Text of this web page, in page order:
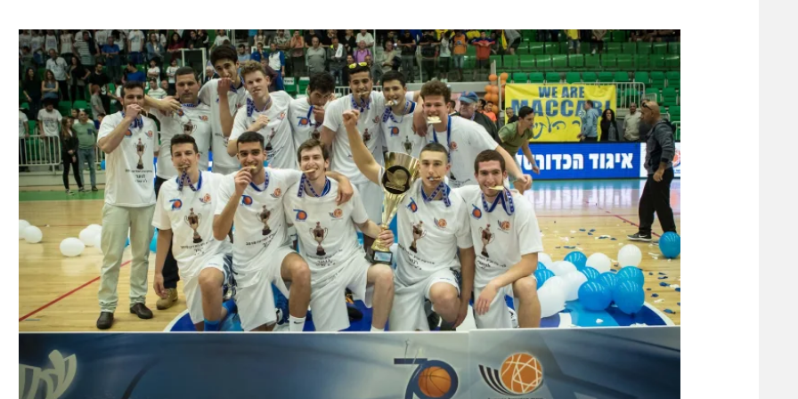
תקנון משתתפים וזוכים בפרסים
תקנון עבור פעילות אלקטרה
תקנון עבור פעילות ספורט 1 – "מרלן"
טניס
גיימינג E-Sports
תנאי שימוש
מדיניות פרטיות
תקנון פעילות ספורט 1
רשיון להקרנה פומבית לבית עסק
הצטרפות לחבילת הערוצים
לוח דרושים – ג'ובנט
הפועל תל אביב
הפועל חיפה
הפועל באר שבע
מכבי נתניה
בני יהודה
ליגה סינית
ליגה ברזילאית
ליגות נוספות